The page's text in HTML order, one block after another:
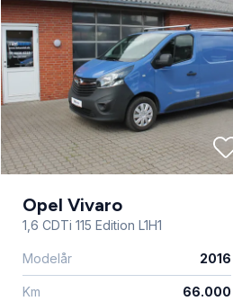
Opel Vivaro
1,6 CDTi 115 Edition L1H1
Modelår 2016
Km 66.000